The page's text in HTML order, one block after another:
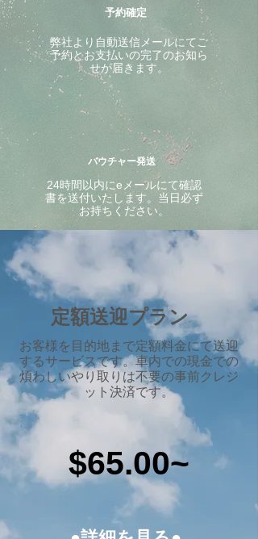
予約確定
​弊社より自動送信メールにてご
予約とお支払いの完了のお知ら
せが届きます。
バウチャー発送
24時間以内にeメールにて確認
書を送付いたします。当日必ず
お持ちください。
定額送迎プラン
​お客様を目的地まで定額料金にて送迎
するサービスです。車内での現金での
煩わしいやり取りは不要の事前クレジ
ット決済です。
$65.00~